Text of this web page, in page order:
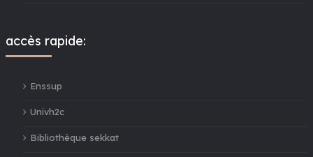
accès rapide:
Enssup
Univh2c
Bibliothèque sekkat